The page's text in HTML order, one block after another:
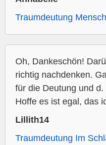
Traumdeutung
Oh, Dankeschön!
richtig nachdenken.
für die Deutung und
Hoffe es ist egal, das
Lillith14
Traumdeutung Im